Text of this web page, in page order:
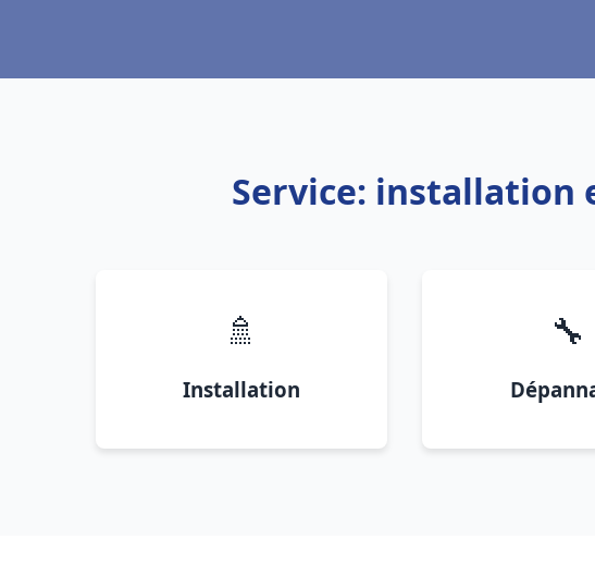
Service: installation
🚿
Installation
🔧